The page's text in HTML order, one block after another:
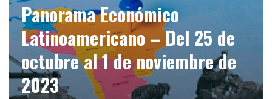
Panorama Económico
Latinoamericano – Del 25 de
octubre al 1 de noviembre de
2023